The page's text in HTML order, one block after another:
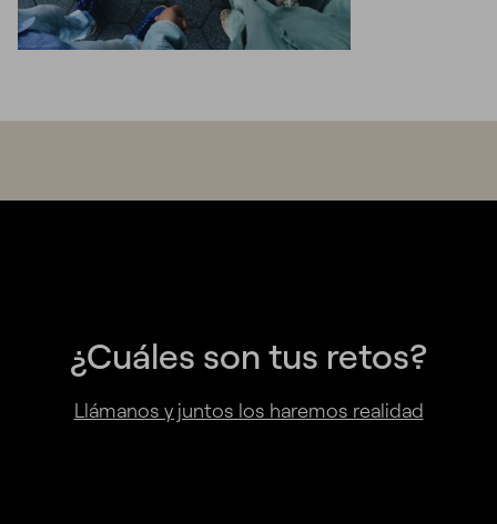
¿Cuáles son tus retos?
Llámanos y juntos los haremos realidad